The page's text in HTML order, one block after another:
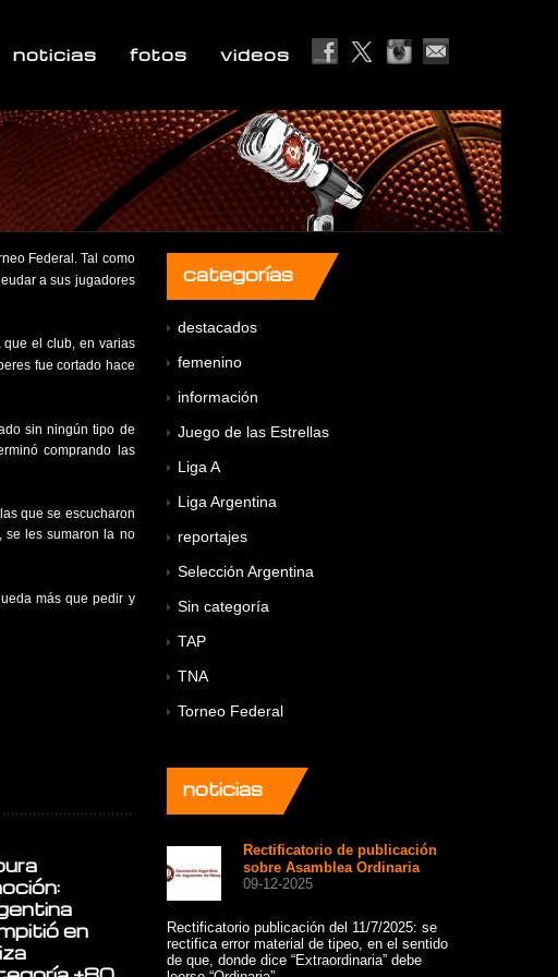
noticias fotos videos
Federal. Tal como
a sus jugadores
que el club, en varias
fue cortado hace
sin ningún tipo de
comprando las
que se escucharon
se les sumaron la no
más que pedir y
en
Convocatoria
a Asamblea
11-07-2025
categorías
destacados
femenino
información
Juego de las Estrellas
Liga A
Liga Argentina
reportajes
Selección Argentina
Sin categoría
TAP
TNA
Torneo Federal
noticias
Rectificatorio de publicación
sobre Asamblea Ordinaria
09-12-2025
Rectificatorio publicación del 11/7/2025: se
rectifica error material de tipeo, en el sentido
de que, donde dice “Extraordinaria” debe